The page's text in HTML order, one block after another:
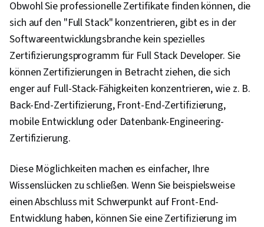
Obwohl Sie professionelle Zertifikate finden können, die
sich auf den "Full Stack" konzentrieren, gibt es in der
Softwareentwicklungsbranche kein spezielles
Zertifizierungsprogramm für Full Stack Developer. Sie
können Zertifizierungen in Betracht ziehen, die sich
enger auf Full-Stack-Fähigkeiten konzentrieren, wie z. B.
Back-End-Zertifizierung, Front-End-Zertifizierung,
mobile Entwicklung oder Datenbank-Engineering-
Zertifizierung.
Diese Möglichkeiten machen es einfacher, Ihre
Wissenslücken zu schließen. Wenn Sie beispielsweise
einen Abschluss mit Schwerpunkt auf Front-End-
Entwicklung haben, können Sie eine Zertifizierung im